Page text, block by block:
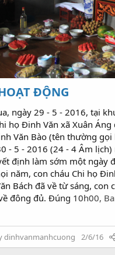
ĐỘNG
ngày 29 - 5 - 2016, tại
họ Đinh Văn xã Xuân
Văn Bào (tên thường
- 5 - 2016 (24 - 4 Âm
định làm sớm một ngày
năm, con cháu Chi họ
Bách đã về từ sáng, con
đông đủ. Đúng 10h00,
trọng, uy nghiêm và
dinhvanmanhcuong 2/6/16